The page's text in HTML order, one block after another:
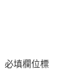
必填欄位標